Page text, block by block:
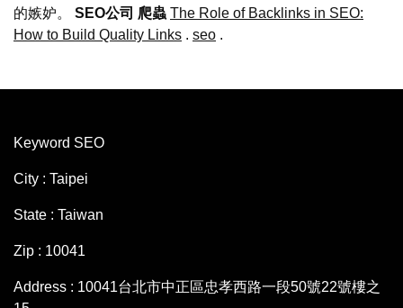
的嫉妒。 SEO公司 爬蟲 The Role of Backlinks in SEO:
How to Build Quality Links . seo .
Keyword SEO
City : Taipei
State : Taiwan
Zip : 10041
Address : 10041台北市中正區忠孝西路一段50號22號樓之